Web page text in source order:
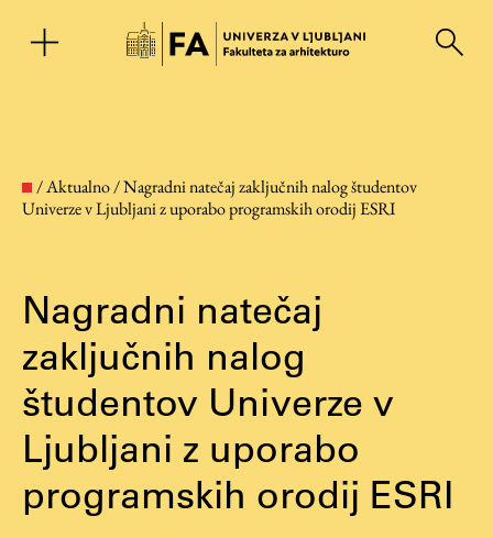
Fakulteta
O fakulteti
Osebje
/Aktualno/Nagradni natečaj zaključnih nalog študentov
Univerze v Ljubljani z uporabo programskih orodij ESRI
Nagradni natečaj
zaključnih nalog
študentov Univerze v
Ljubljani z uporabo
programskih orodij ESRI